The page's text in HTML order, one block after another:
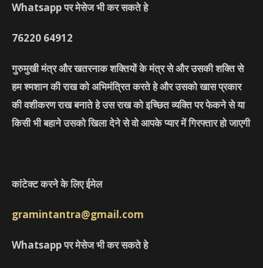
Whatsapp पर मेसेज भी कर सकते हे
76220 64912
गुरुमुखी मंत्र और खतरनाक शक्तियों के मंत्र से और उसकी शक्ति से
हम श्मशान की राख को अभिमंत्रित करते हे और उसको खास प्रकार
की वशीकरण राख बनाते हे उस राख को इच्छित व्यक्ति पर फेकने से या
किसी भी बहाने उसको खिला देने से वो आपके प्यार में गिरफ्तार हो जाएगी
कांटेक्ट करने के लिए ईमेल
gramintantra@gmail.com
Whatsapp पर मेसेज भी कर सकते हे